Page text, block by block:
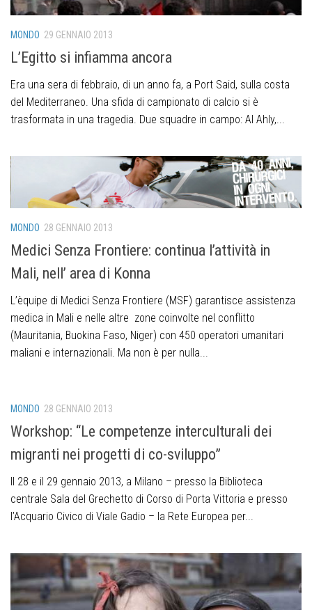
MONDO 29 GENNAIO 2013
L’Egitto si infiamma ancora
Era una sera di febbraio, di un anno fa, a Port Said, sulla costa
del Mediterraneo. Una sfida di campionato di calcio si è
trasformata in una tragedia. Due squadre in campo: Al Ahly,...
MONDO 28 GENNAIO 2013
Medici Senza Frontiere: continua l’attività in
Mali, nell’ area di Konna
L’èquipe di Medici Senza Frontiere (MSF) garantisce assistenza
medica in Mali e nelle altre zone coinvolte nel conflitto
(Mauritania, Buokina Faso, Niger) con 450 operatori umanitari
maliani e internazionali. Ma non è per nulla...
MONDO 28 GENNAIO 2013
Workshop: “Le competenze interculturali dei
migranti nei progetti di co-sviluppo”
Il 28 e il 29 gennaio 2013, a Milano – presso la Biblioteca
centrale Sala del Grechetto di Corso di Porta Vittoria e presso
l’Acquario Civico di Viale Gadio – la Rete Europea per...